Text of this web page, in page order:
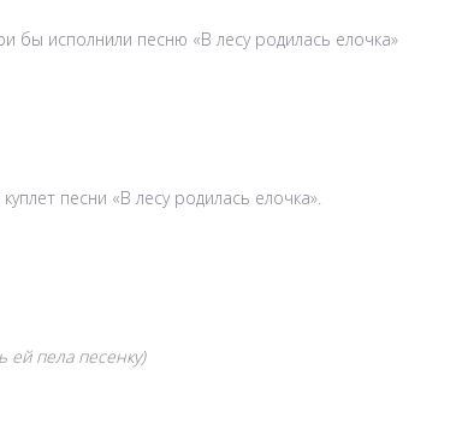
бы исполнили песню «В лесу родилась елочка»
песни «В лесу родилась елочка».
ей пела песенку)